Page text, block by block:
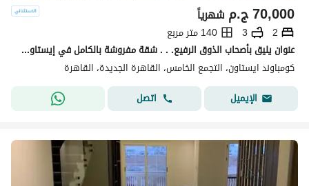
ج.م70,000 شهرياً
2
3
140 متر مربع
عنوان يليق بأصحاب الذوق الرفيع. . . شقة مفروشة بالكامل في إيستاون بتصميم أنيق، ومساحات مريحة، وموقع استثنائي في قلب القاهرة الجديدة
كومباوند ايستاون، التجمع الخامس، القاهرة الجديدة، القاهرة
الإيميل
اتصل